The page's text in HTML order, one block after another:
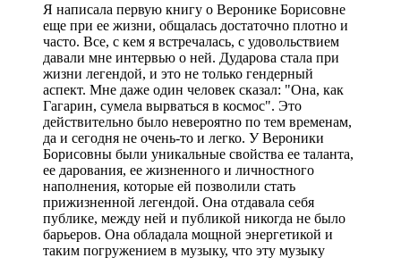
Я написала первую книгу о Веронике Борисовне
еще при ее жизни, общалась достаточно плотно и
часто. Все, с кем я встречалась, с удовольствием
давали мне интервью о ней. Дударова стала при
жизни легендой, и это не только гендерный
аспект. Мне даже один человек сказал: "Она, как
Гагарин, сумела вырваться в космос". Это
действительно было невероятно по тем временам,
да и сегодня не очень-то и легко. У Вероники
Борисовны были уникальные свойства ее таланта,
ее дарования, ее жизненного и личностного
наполнения, которые ей позволили стать
прижизненной легендой. Она отдавала себя
публике, между ней и публикой никогда не было
барьеров. Она обладала мощной энергетикой и
таким погружением в музыку, что эту музыку